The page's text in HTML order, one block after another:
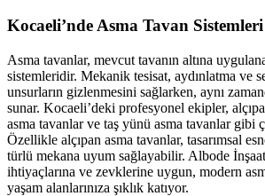
Kocaeli’nde Asma Tavan
Asma tavanlar, mevcut tavanın altına
sistemleridir. Mekanik tesisat, aydınlatma ve
unsurların gizlenmesini sağlarken, aynı
sunar. Kocaeli’deki profesyonel ekipler,
asma tavanlar ve taş yünü asma tavanlar gibi
Özellikle alçıpan asma tavanlar, tasarımsal
türlü mekana uyum sağlayabilir. Albode
ihtiyaçlarına ve zevklerine uygun, modern
yaşam alanlarınıza şıklık katıyor.